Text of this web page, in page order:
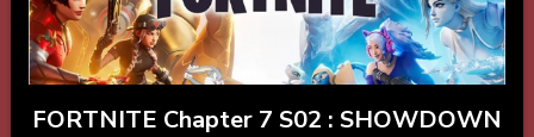
FORTNITE Chapter 7 S02 : SHOWDOWN